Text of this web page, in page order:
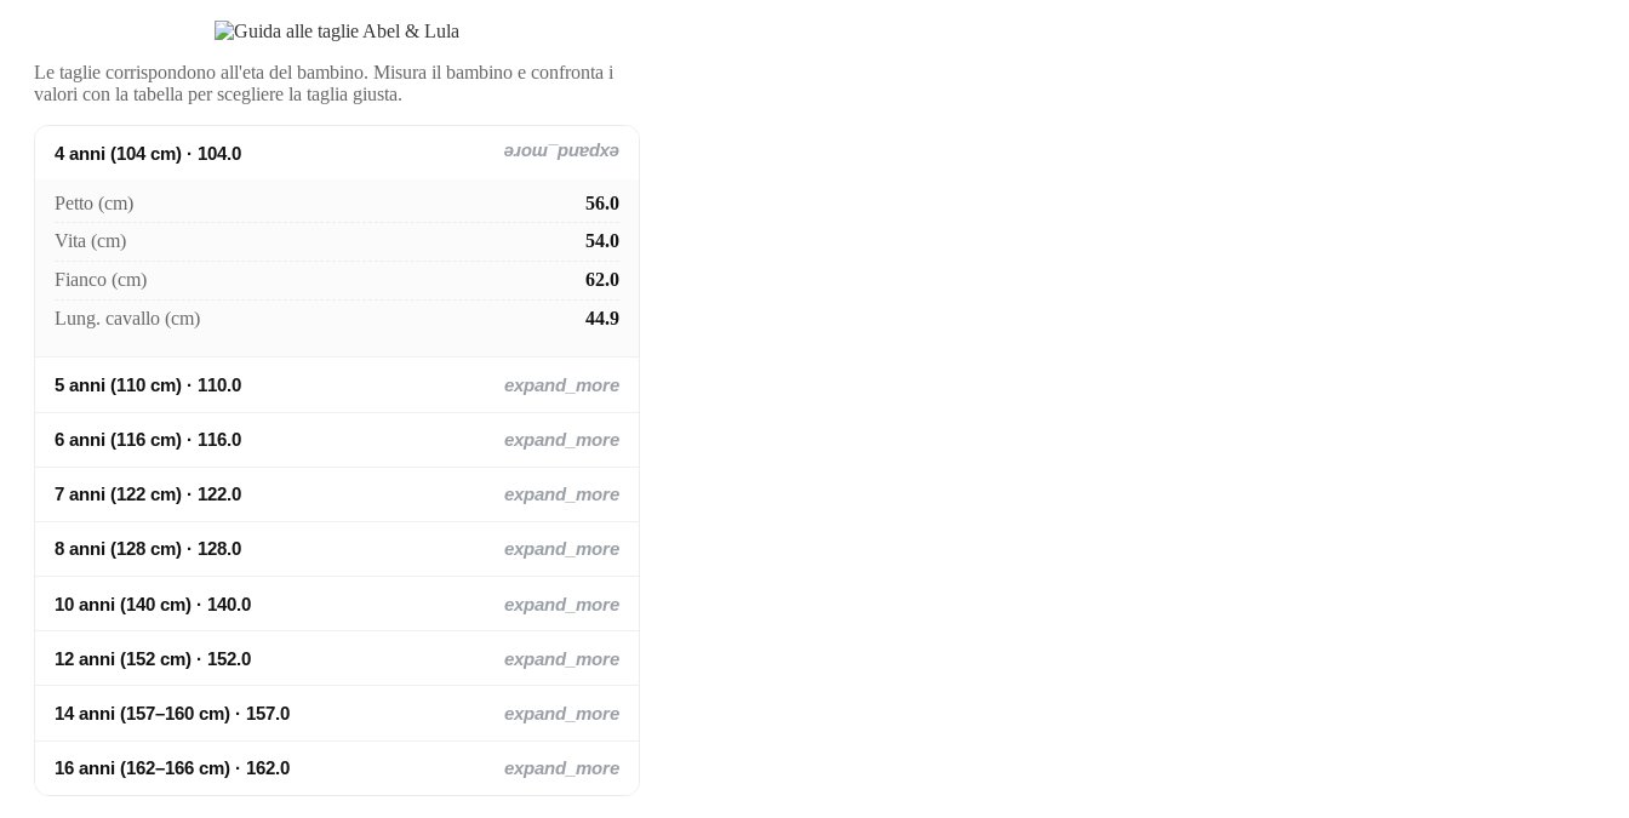
Le taglie corrispondono all'eta del bambino. Misura il bambino e confronta i
valori con la tabella per scegliere la taglia giusta.
4 anni (104 cm) · 104.0 expand_more
Petto (cm)
56.0
Vita (cm)
54.0
Fianco (cm)
62.0
Lung. cavallo (cm)
44.9
5 anni (110 cm) · 110.0 expand_more
6 anni (116 cm) · 116.0 expand_more
7 anni (122 cm) · 122.0 expand_more
8 anni (128 cm) · 128.0 expand_more
10 anni (140 cm) · 140.0 expand_more
12 anni (152 cm) · 152.0 expand_more
14 anni (157–160 cm) · 157.0 expand_more
16 anni (162–166 cm) · 162.0 expand_more